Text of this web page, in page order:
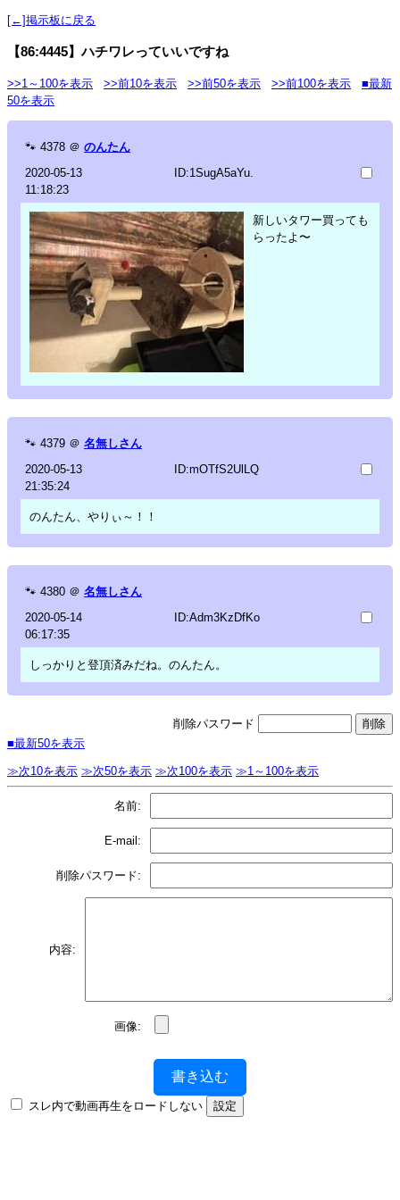
[←]掲示板に戻る
【86:4445】ハチワレっていいですね
>>1～100を表示 >>前10を表示 >>前50を表示 >>前100を表示
■最新
50を表示
🐾 4378 ＠ のんたん
2020-05-13
11:18:23
ID:1SugA5aYu.
新しいタワー買っても
らったよ〜
🐾 4379 ＠ 名無しさん
2020-05-13
21:35:24
ID:mOTfS2UlLQ
のんたん、やりぃ～！！
🐾 4380 ＠ 名無しさん
2020-05-14
06:17:35
ID:Adm3KzDfKo
しっかりと登頂済みだね。のんたん。
削除パスワード
■最新50を表示
≫次10を表示 ≫次50を表示 ≫次100を表示 ≫1～100を表示
名前:
E-mail:
削除パスワード:
内容:
画像:
書き込む
スレ内で動画再生をロードしない